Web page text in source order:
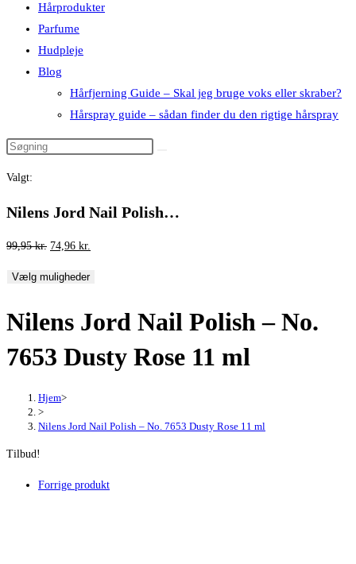
Hårprodukter
Parfume
Hudpleje
Blog
Hårfjerning Guide – Skal jeg bruge voks eller skraber?
Hårspray guide – sådan finder du den rigtige hårspray
Valgt:
Nilens Jord Nail Polish…
99,95kr. Den
pris
99,95 kr..
74,96 kr.
74,96 kr..
Vælg muligheder
Nilens Jord Nail Polish – No.
7653 Dusty Rose 11 ml
Hjem>
>
Nilens Jord Nail Polish – No. 7653 Dusty Rose 11 ml
Tilbud!
Forrige produkt